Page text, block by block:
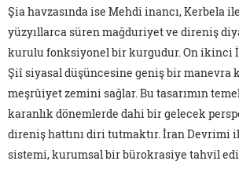
Şia havzasında ise Mehdi inancı, Kerbela
yüzyıllarca süren mağduriyet ve direniş
kurulu fonksiyonel bir kurgudur. On ikinci
Şiî siyasal düşüncesine geniş bir manevra
meşrûiyet zemini sağlar. Bu tasarımın
karanlık dönemlerde dahi bir gelecek
direniş hattını diri tutmaktır. İran Devrimi
sistemi, kurumsal bir bürokrasiye tahvil